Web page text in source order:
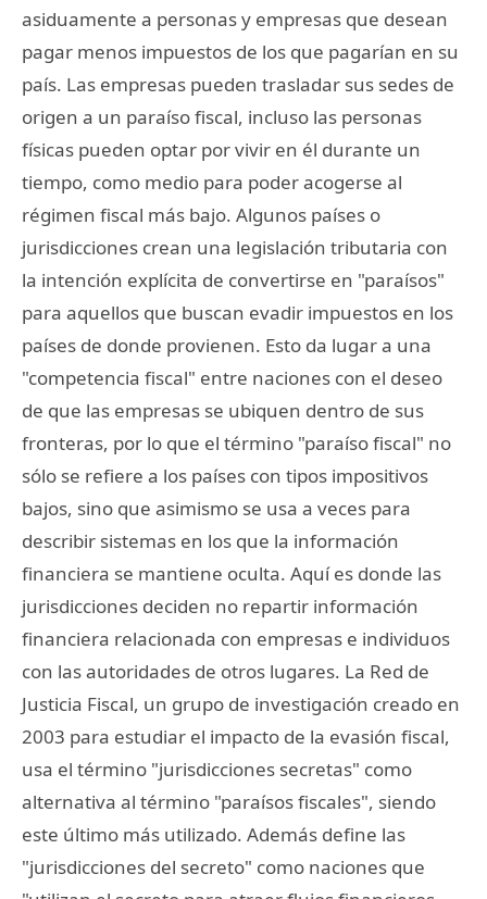
asiduamente a personas y empresas que desean
pagar menos impuestos de los que pagarían en su
país. Las empresas pueden trasladar sus sedes de
origen a un paraíso fiscal, incluso las personas
físicas pueden optar por vivir en él durante un
tiempo, como medio para poder acogerse al
régimen fiscal más bajo. Algunos países o
jurisdicciones crean una legislación tributaria con
la intención explícita de convertirse en "paraísos"
para aquellos que buscan evadir impuestos en los
países de donde provienen. Esto da lugar a una
"competencia fiscal" entre naciones con el deseo
de que las empresas se ubiquen dentro de sus
fronteras, por lo que el término "paraíso fiscal" no
sólo se refiere a los países con tipos impositivos
bajos, sino que asimismo se usa a veces para
describir sistemas en los que la información
financiera se mantiene oculta. Aquí es donde las
jurisdicciones deciden no repartir información
financiera relacionada con empresas e individuos
con las autoridades de otros lugares. La Red de
Justicia Fiscal, un grupo de investigación creado en
2003 para estudiar el impacto de la evasión fiscal,
usa el término "jurisdicciones secretas" como
alternativa al término "paraísos fiscales", siendo
este último más utilizado. Además define las
"jurisdicciones del secreto" como naciones que